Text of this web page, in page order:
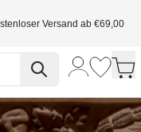
Versand ab €69,00